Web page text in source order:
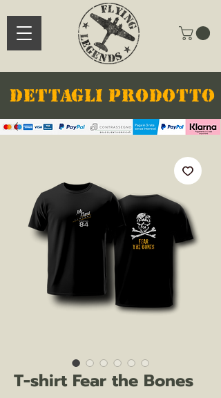
DETTAGLI PRODOTTO
T-shirt Fear the Bones